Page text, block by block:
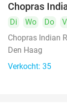
food
Chopras
Di Wo Do
Chopras Indian
Den Haag
Verkocht: 35